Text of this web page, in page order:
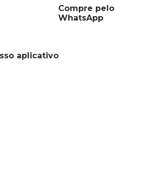
Compre pelo
WhatsApp
aplicativo